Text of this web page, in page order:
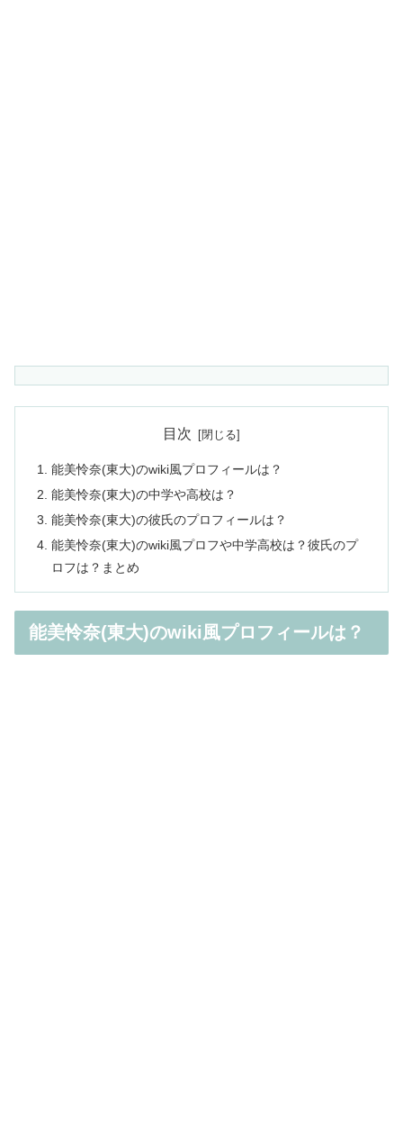
目次
能美怜奈(東大)のwiki風プロフィールは？
能美怜奈(東大)の中学や高校は？
能美怜奈(東大)の彼氏のプロフィールは？
能美怜奈(東大)のwiki風プロフや中学高校は？彼氏のプ
ロフは？まとめ
能美怜奈(東大)のwiki風プロフィールは？